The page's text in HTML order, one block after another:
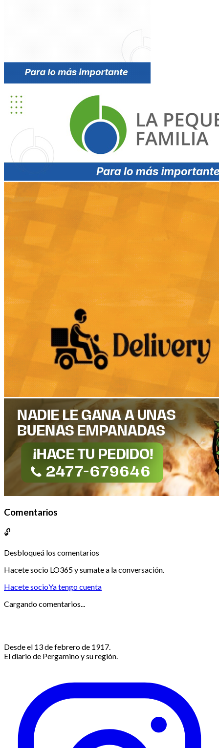
Comentarios
🔓
Desbloqueá los comentarios
Hacete socio LO365 y sumate a la conversación.
Hacete socioYa tengo cuenta
Cargando comentarios...
Desde el 13 de febrero de 1917.
El diario de Pergamino y su región.